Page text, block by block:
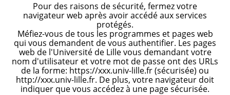
Pour des raisons de sécurité, fermez votre
navigateur web après avoir accédé aux services
protégés.
Méfiez-vous de tous les programmes et pages web
qui vous demandent de vous authentifier. Les pages
web de l'Université de Lille vous demandant votre
nom d'utilisateur et votre mot de passe ont des URLs
de la forme: https://xxx.univ-lille.fr (sécurisée) ou
http://xxx.univ-lille.fr. De plus, votre navigateur doit
indiquer que vous accédez à une page sécurisée.